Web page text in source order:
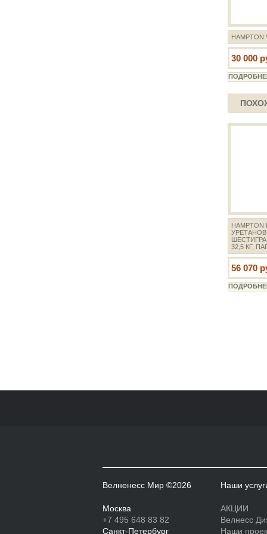
HAMPTON
30 000
HAMPTON
32,5 КГ,
56 070
Наши
АКЦИИ
Велнесс
Наши
Велненесс Мир ©2026
Москва
+7 495 648 83 82
Санкт-Петербург